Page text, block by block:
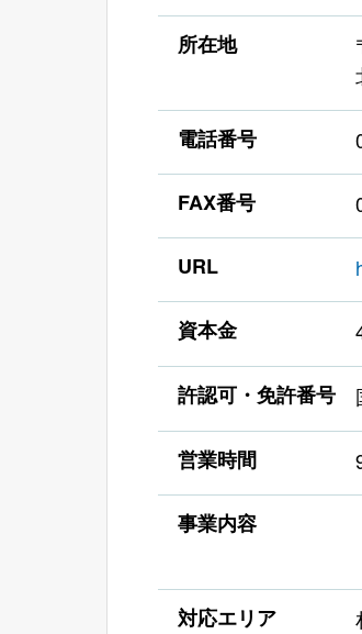
所在地
電話番号
FAX番号
URL
資本金
許認可・免許番号
営業時間
事業内容
対応エリア